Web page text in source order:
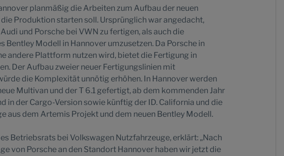
planmäßig die Arbeiten zum Aufbau der neuen
Produktion starten soll. Ursprünglich war angedacht,
und Porsche bei VWN zu fertigen, als auch die
Bentley Modell in Hannover umzusetzen. Da Porsche in
andere Plattform nutzen wird, bietet die Fertigung in
Der Aufbau zweier neuer Fertigungslinien mit
die Komplexität unnötig erhöhen. In Hannover werden
Multivan und der T 6.1 gefertigt, ab dem kommenden Jahr
in der Cargo-Version sowie künftig der ID. California und die
aus dem Artemis Projekt und dem neuen Bentley Modell.
Betriebsrats bei Volkswagen Nutzfahrzeuge, erklärt: „Nach
von Porsche an den Standort Hannover haben wir jetzt die